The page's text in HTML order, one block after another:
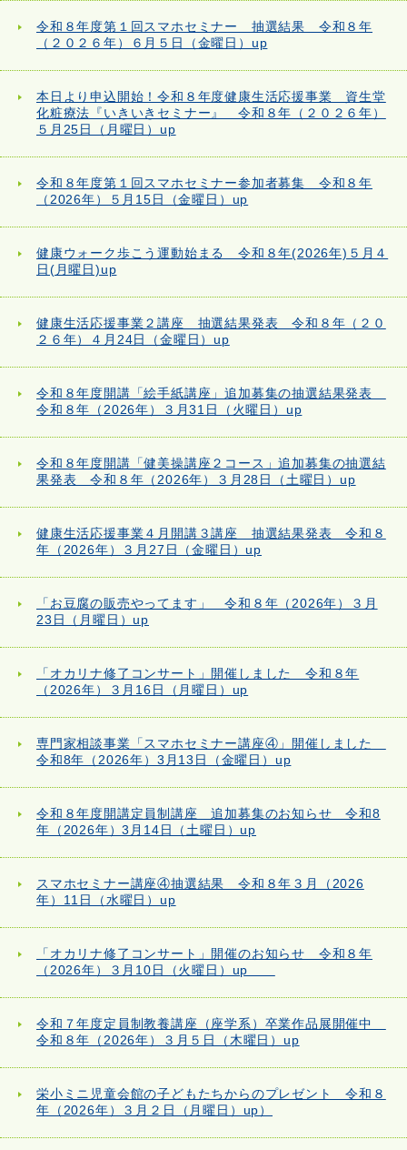
令和８年度第１回スマホセミナー 抽選結果 令和８年
（２０２６年）６月５日（金曜日）up
本日より申込開始！令和８年度健康生活応援事業 資生堂
化粧療法『いきいきセミナー』 令和８年（２０２６年）
５月25日（月曜日）up
令和８年度第１回スマホセミナー参加者募集 令和８年
（2026年）５月15日（金曜日）up
健康ウォーク歩こう運動始まる 令和８年(2026年)５月４
日(月曜日)up
健康生活応援事業２講座 抽選結果発表 令和８年（２０
２６年）４月24日（金曜日）up
令和８年度開講「絵手紙講座」追加募集の抽選結果発表
令和８年（2026年）３月31日（火曜日）up
令和８年度開講「健美操講座２コース」追加募集の抽選結
果発表 令和８年（2026年）３月28日（土曜日）up
健康生活応援事業４月開講３講座 抽選結果発表 令和８
年（2026年）３月27日（金曜日）up
「お豆腐の販売やってます」 令和８年（2026年）３月
23日（月曜日）up
「オカリナ修了コンサート」開催しました 令和８年
（2026年）３月16日（月曜日）up
専門家相談事業「スマホセミナー講座④」開催しました
令和8年（2026年）3月13日（金曜日）up
令和８年度開講定員制講座 追加募集のお知らせ 令和8
年（2026年）3月14日（土曜日）up
スマホセミナー講座④抽選結果 令和８年３月（2026
年）11日（水曜日）up
「オカリナ修了コンサート」開催のお知らせ 令和８年
（2026年）３月10日（火曜日）up
令和７年度定員制教養講座（座学系）卒業作品展開催中
令和８年（2026年）３月５日（木曜日）up
栄小ミニ児童会館の子どもたちからのプレゼント 令和８
年（2026年）３月２日（月曜日）up）